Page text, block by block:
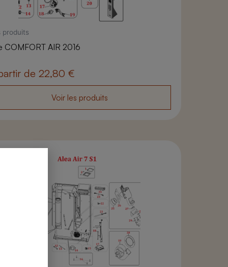
produits
COMFORT AIR 2016
de 22,80 €
Voir les produits